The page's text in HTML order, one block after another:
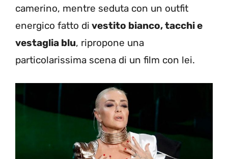
camerino, mentre seduta con un outfit
energico fatto di vestito bianco, tacchi e
vestaglia blu, ripropone una
particolarissima scena di un film con lei.